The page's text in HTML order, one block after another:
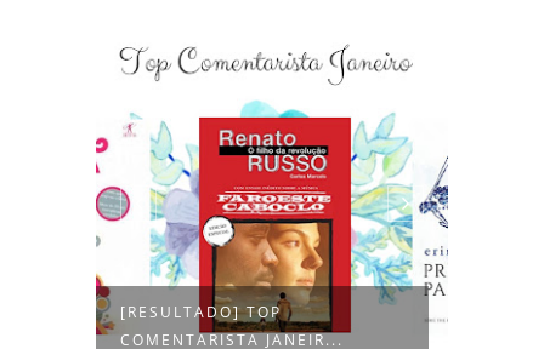
[RESULTADO] TOP
COMENTARISTA JANEIR...